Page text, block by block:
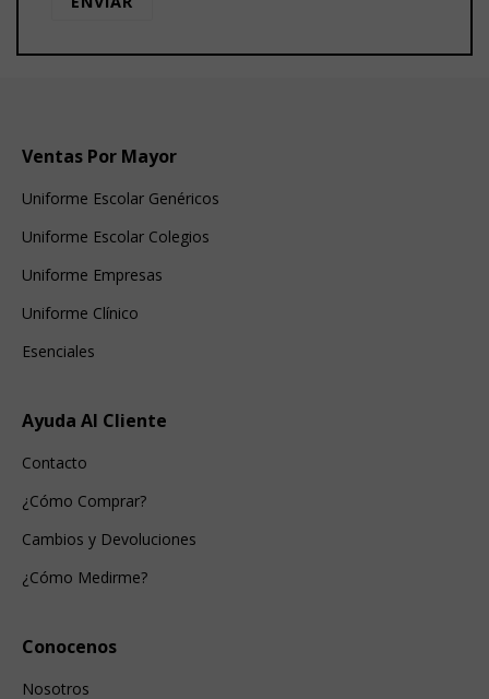
Ventas Por Mayor
Uniforme Escolar Genéricos
Uniforme Escolar Colegios
Uniforme Empresas
Uniforme Clínico
Esenciales
Ayuda Al Cliente
Contacto
¿Cómo Comprar?
Cambios y Devoluciones
¿Cómo Medirme?
Conocenos
Nosotros